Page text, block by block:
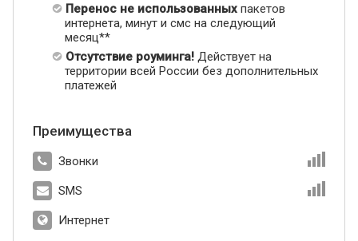
Перенос не использованных пакетов
интернета, минут и смс на следующий
месяц**
Отсутствие роуминга! Действует на
территории всей России без дополнительных
платежей
Преимущества
Звонки
SMS
Интернет